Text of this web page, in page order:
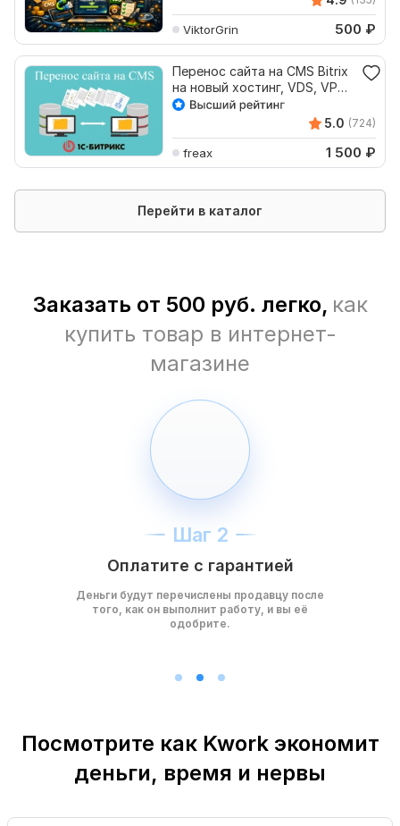
ViktorGrin 500 ₽
Перенос сайта на CMS Bitrix
на новый хостинг, VDS, VPS,
другой домен
5.0 (724)
freax 1 500 ₽
Перейти в каталог
Заказать от 500 руб. легко, как
купить товар в интернет-
магазине
Шаг 2
Оплатите с гарантией
Деньги будут перечислены продавцу после
того, как он выполнит работу, и вы её
одобрите.
Посмотрите как Kwork экономит
деньги, время и нервы